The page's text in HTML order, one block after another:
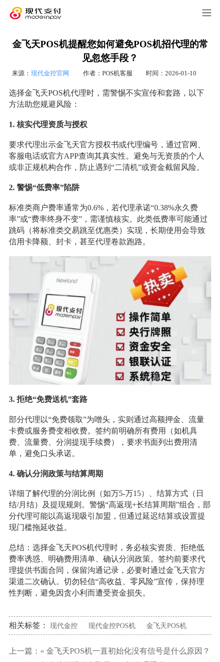
金飞天POS机提醒您如何避免POS机招代理的常
见忽悠手段？
来源： 现代金控官网 作者：POS机客服 时间：2026-01-10
选择金飞天POS机代理时，需警惕不实宣传和套路，以下
方法助您规避风险：
1. 核实代理资质与授权
要求代理出示金飞天官方授权书或代理编号，通过官网、
客服电话或官方APP查询其真实性。避免与无资质的个人
或非正规机构合作，防止遇到“二清机”或资金截留风险。
2. 警惕“低费率”陷阱
标准类商户费率通常为0.6%，若代理承诺“0.38%永久费
率”或“费率终身不变”，需谨慎核实。此类低费率可能通过
跳码（将标准类交易跳至优惠类）实现，长期使用会导致
信用卡降额、封卡，甚至代理卷款跑路。
3. 拒绝“免费送机”套路
部分代理以“免费领取”为噌头，实则通过高额押金、流量
卡费或服务费变相收费。签约前明确所有费用（如机具
费、流量费、分润提现手续费），要求书面列出费用清
单，避免口头承诺。
4. 确认分润政策与结算周期
详细了解代理的分润比例（如万5-万15）、结算方式（日
结/月结）及提现规则。警惕“高返现+长结算周期”组合，部
分代理可能以高返现吸引加盟，但通过延迟结算或设置提
现门槛拖延收益。
总结：选择金飞天POS机代理时，务必核实资质、拒绝低
费率诱惑、明确费用清单、确认分润政策。签约前要求代
理提供书面合同，保留沟通记录，必要时通过金飞天官方
渠道二次确认。切勿轻信“高收益、零风险”宣传，保持理
性判断，避免因贪小利而遭受资金损失。
相关标签： 现代金控 现代金控POS机 金飞天POS机
上一篇：« 金飞天POS机一直初始化没有信号是什么原因？